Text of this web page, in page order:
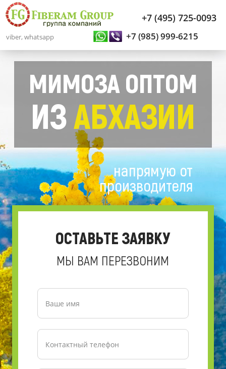
+7 (495) 725-0093
+7 (985) 999-6215
viber, whatsapp
ОСТАВЬТЕ ЗАЯВКУ
МЫ ВАМ ПЕРЕЗВОНИМ
напрямую от
производителя
МИМОЗА ОПТОМ
ИЗАБХАЗИИ